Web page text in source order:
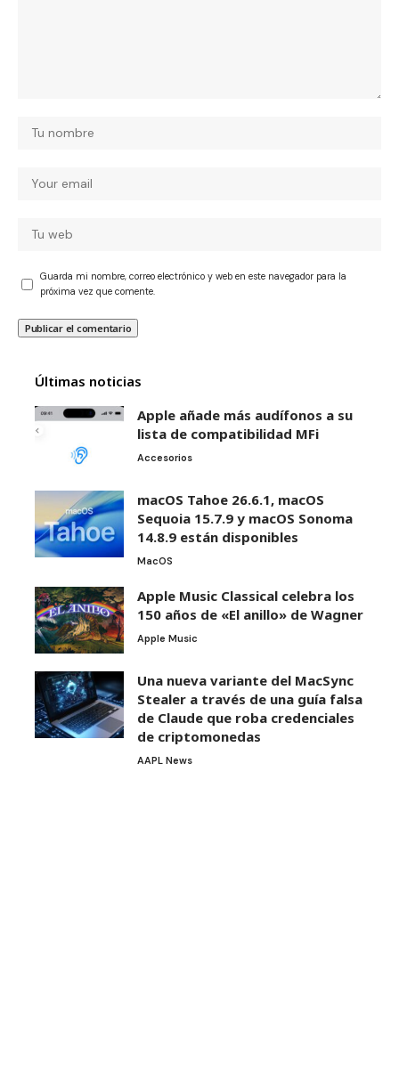
Guarda mi nombre, correo electrónico y web en este navegador para la
próxima vez que comente.
Últimas noticias
Apple añade más audífonos a su
lista de compatibilidad MFi
Accesorios
macOS Tahoe 26.6.1, macOS
Sequoia 15.7.9 y macOS Sonoma
14.8.9 están disponibles
MacOS
Apple Music Classical celebra los
150 años de «El anillo» de Wagner
Apple Music
Una nueva variante del MacSync
Stealer a través de una guía falsa
de Claude que roba credenciales
de criptomonedas
AAPL News